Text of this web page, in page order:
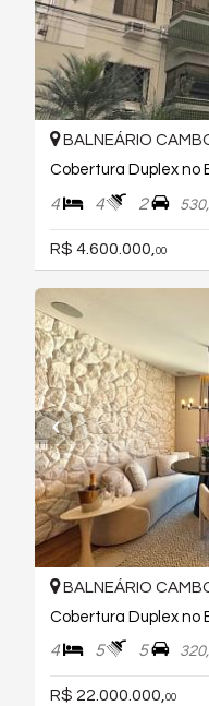
BALNEÁRIO
Cobertura Duplex no
4 4 2 530,
R$ 4.600.000, 00
BALNEÁRIO
Cobertura Duplex no
4 5 5 320,
R$ 22.000.000, 00